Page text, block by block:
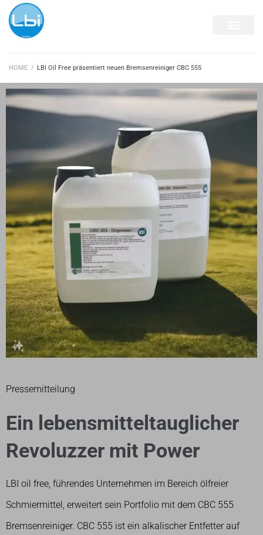
HOME / LBI Oil Free präsentiert neuen Bremsenreiniger CBC 555
Pressemitteilung
Ein lebensmitteltauglicher
Revoluzzer mit Power
LBI oil free, führendes Unternehmen im Bereich ölfreier
Schmiermittel, erweitert sein Portfolio mit dem CBC 555
Bremsenreiniger. CBC 555 ist ein alkalischer Entfetter auf